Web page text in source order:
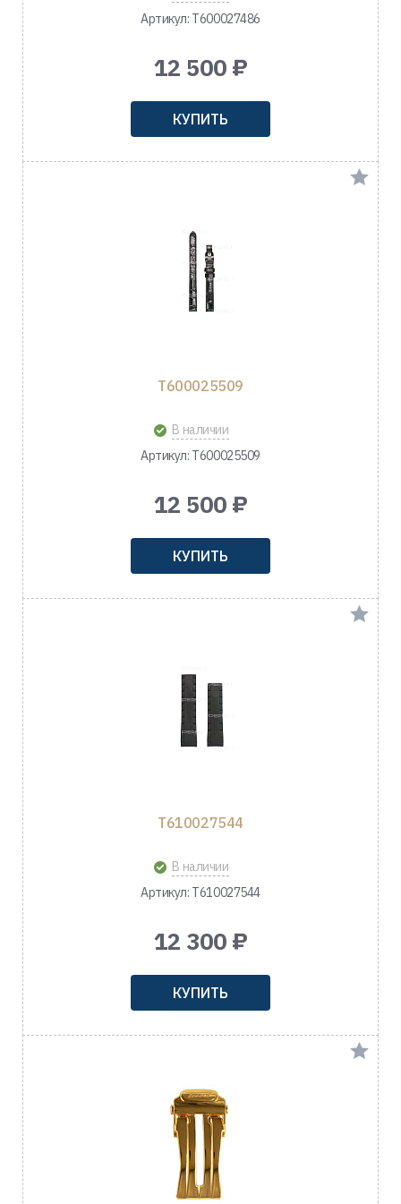
Артикул: T600027486
12 500 ₽
КУПИТЬ
T600025509
В наличии
Артикул: T600025509
12 500 ₽
КУПИТЬ
T610027544
В наличии
Артикул: T610027544
12 300 ₽
КУПИТЬ